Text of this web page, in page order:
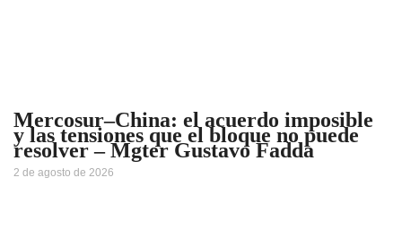
Mercosur–China: el acuerdo imposible
y las tensiones que el bloque no puede
resolver – Mgter Gustavo Fadda
2 de agosto de 2026